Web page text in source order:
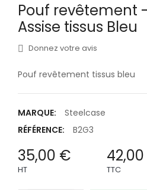
Pouf revêtement
Assise tissus Bleu
Donnez votre avis
Pouf revêtement tissus bleu
MARQUE:
Steelcase
RÉFÉRENCE:
B2G3
35,00 €
HT TTC